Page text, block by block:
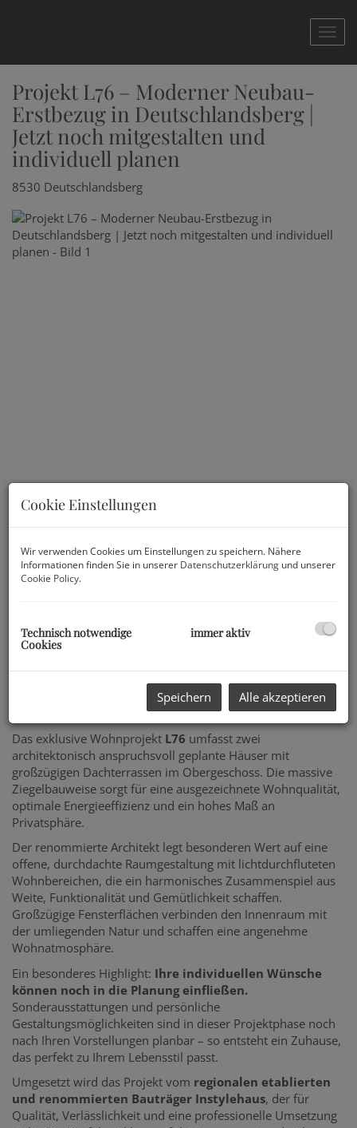
Projekt L76 – Moderner Neubau-
Erstbezug in Deutschlandsberg |
Jetzt noch mitgestalten und
individuell planen
8530 Deutschlandsberg
Projektbeschreibung L76 – Modernes Wohnen mit höchstem
Anspruch
L76 – eine perfekte Symbiose aus moderner
Architektur, hochwertiger Ziegelbauweise und
individuellem Wohnkomfort.
Das exklusive Wohnprojekt L76 umfasst zwei
architektonisch anspruchsvoll geplante Häuser mit
großzügigen Dachterrassen im Obergeschoss. Die massive
Ziegelbauweise sorgt für eine ausgezeichnete Wohnqualität,
optimale Energieeffizienz und ein hohes Maß an
Privatsphäre.
Der renommierte Architekt legt besonderen Wert auf eine
offene, durchdachte Raumgestaltung mit lichtdurchfluteten
Wohnbereichen, die ein harmonisches Zusammenspiel aus
Weite, Funktionalität und Gemütlichkeit schaffen.
Großzügige Fensterflächen verbinden den Innenraum mit
der umliegenden Natur und schaffen eine angenehme
Wohnatmosphäre.
Ein besonderes Highlight: Ihre individuellen Wünsche
können noch in die Planung einfließen.
Sonderausstattungen und persönliche
Gestaltungsmöglichkeiten sind in dieser Projektphase noch
nach Ihren Vorstellungen planbar – so entsteht ein Zuhause,
das perfekt zu Ihrem Lebensstil passt.
Umgesetzt wird das Projekt vom regionalen etablierten
und renommierten Bauträger Instylehaus, der für
Qualität, Verlässlichkeit und eine professionelle Umsetzung
Cookie Einstellungen
Wir verwenden Cookies um Einstellungen zu speichern. Nähere
Informationen finden Sie in unserer Datenschutzerklärung und unserer
Cookie Policy.
Technisch notwendige
Cookies
immer aktiv
Speichern Alle akzeptieren